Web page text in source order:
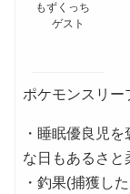
もずくっち
ゲスト
ポケモンスリー
・睡眠優良児
な日もあるさと
・釣果(捕獲し